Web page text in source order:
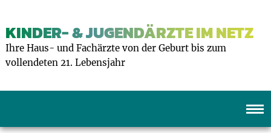
KINDER- & JUGENDÄRZTE IM NETZ
Ihre Haus- und Fachärzte von der Geburt bis zum
vollendeten 21. Lebensjahr